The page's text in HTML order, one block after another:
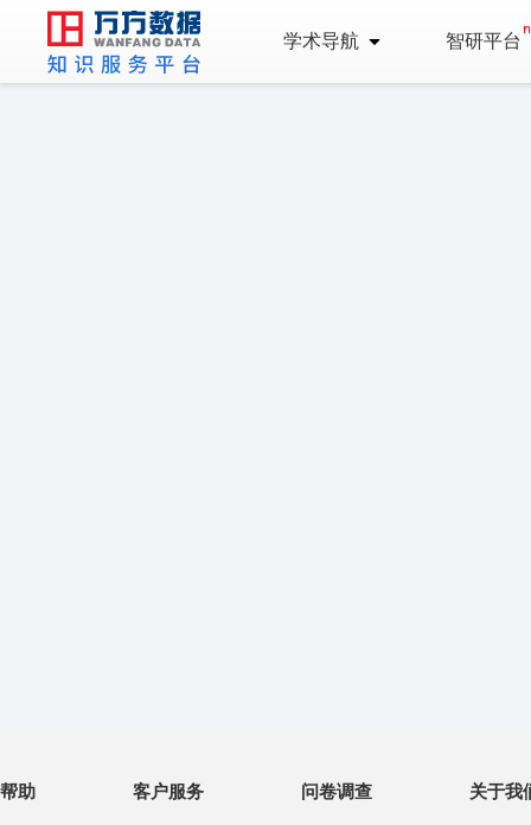
学术导航 智研平台
帮助 客户服务 问卷调查 关于我